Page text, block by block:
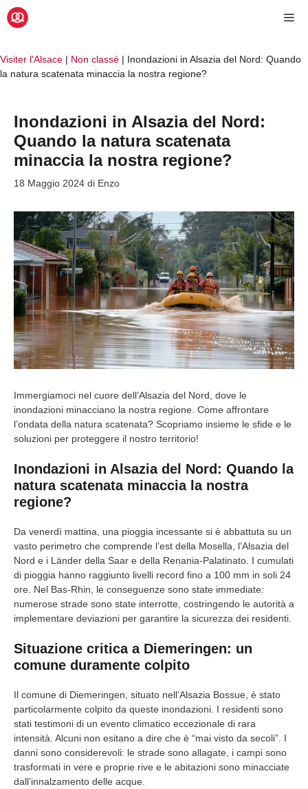
Vai
Visiter l'Alsace | Non classé | Inondazioni in Alsazia del Nord: Quando
la natura scatenata minaccia la nostra regione?
Inondazioni in Alsazia del Nord:
Quando la natura scatenata
minaccia la nostra regione?
18 Maggio 2024 di Enzo
Immergiamoci nel cuore dell’Alsazia del Nord, dove le
inondazioni minacciano la nostra regione. Come affrontare
l’ondata della natura scatenata? Scopriamo insieme le sfide e le
soluzioni per proteggere il nostro territorio!
Inondazioni in Alsazia del Nord: Quando la
natura scatenata minaccia la nostra
regione?
Da venerdì mattina, una pioggia incessante si è abbattuta su un
vasto perimetro che comprende l’est della Mosella, l’Alsazia del
Nord e i Länder della Saar e della Renania-Palatinato. I cumulati
di pioggia hanno raggiunto livelli record fino a 100 mm in soli 24
ore. Nel Bas-Rhin, le conseguenze sono state immediate:
numerose strade sono state interrotte, costringendo le autorità a
implementare deviazioni per garantire la sicurezza dei residenti.
Situazione critica a Diemeringen: un
comune duramente colpito
Il comune di Diemeringen, situato nell’Alsazia Bossue, è stato
particolarmente colpito da queste inondazioni. I residenti sono
stati testimoni di un evento climatico eccezionale di rara
intensità. Alcuni non esitano a dire che è “mai visto da secoli”. I
danni sono considerevoli: le strade sono allagate, i campi sono
trasformati in vere e proprie rive e le abitazioni sono minacciate
dall’innalzamento delle acque.